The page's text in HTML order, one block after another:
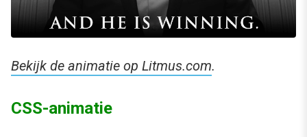
Bekijk de animatie op Litmus.com.
CSS-animatie